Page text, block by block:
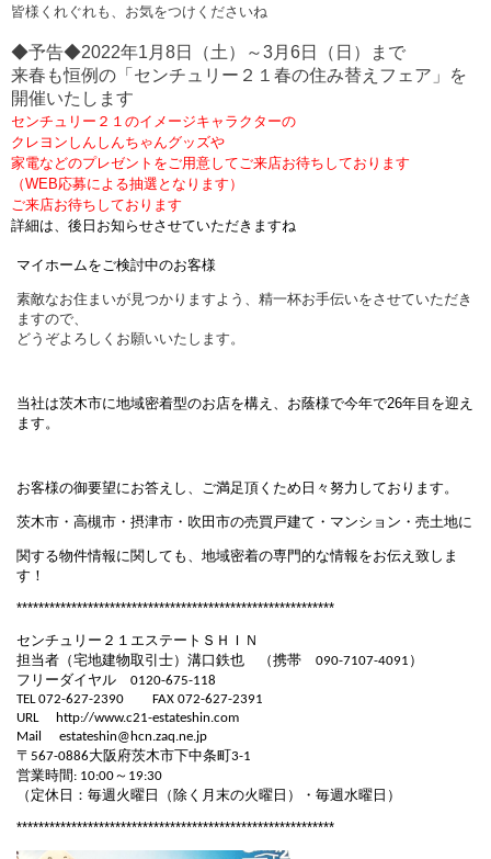
皆様くれぐれも、お気をつけくださいね
◆予告◆2022年1月8日（土）～3月6日（日）まで
来春も恒例の「センチュリー２１春の住み替えフェア」を
開催いたします
センチュリー２１のイメージキャラクターの
クレヨンしんしんちゃんグッズや
家電などのプレゼントをご用意してご来店お待ちしております
（WEB応募による抽選となります）
ご来店お待ちしております
詳細は、後日お知らせさせていただきますね
マイホームをご検討中のお客様
素敵なお住まいが見つかりますよう、精一杯お手伝いをさせていただき
ますので、
どうぞよろしくお願いいたします。
当社は茨木市に地域密着型のお店を構え、お蔭様で今年で26年目を迎え
ます。
お客様の御要望にお答えし、ご満足頂くため日々努力しております。
茨木市・高槻市・摂津市・吹田市の売買戸建て・マンション・売土地に
関する物件情報に関しても、地域密着の専門的な情報をお伝え致しま
す！
**********************************************************
センチュリー２１エステートＳＨＩＮ
担当者（宅地建物取引士）溝口鉄也 （携帯 090-7107-4091 ）
フリーダイヤル 0120-675-118
TEL 072-627-2390
FAX 072-627-2391
URL
http://www.c21-estateshin.com
Mail
estateshin@hcn.zaq.ne.jp
〒 567-0886大阪府茨木市下中条町3-1
営業時間 : 10:00～ 19:30
（定休日：毎週火曜日（除く月末の火曜日）・毎週水曜日）
**********************************************************